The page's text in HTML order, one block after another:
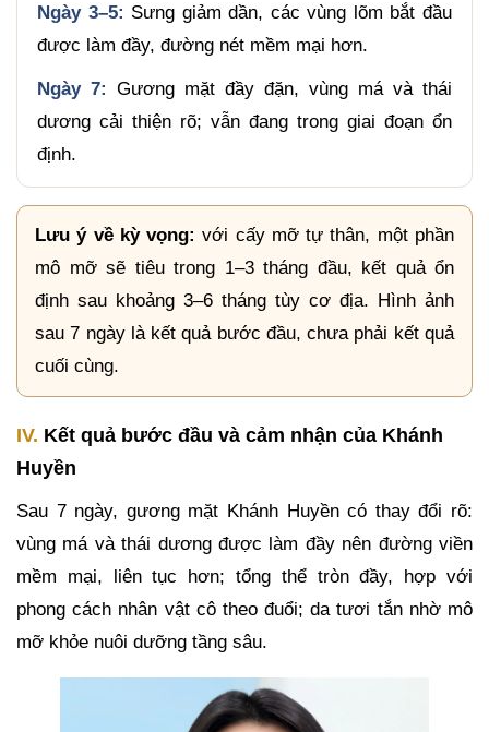
Ngày 3–5: Sưng giảm dần, các vùng lõm bắt đầu
được làm đầy, đường nét mềm mại hơn.
Ngày 7: Gương mặt đầy đặn, vùng má và thái
dương cải thiện rõ; vẫn đang trong giai đoạn ổn
định.
Lưu ý về kỳ vọng: với cấy mỡ tự thân, một phần
mô mỡ sẽ tiêu trong 1–3 tháng đầu, kết quả ổn
định sau khoảng 3–6 tháng tùy cơ địa. Hình ảnh
sau 7 ngày là kết quả bước đầu, chưa phải kết quả
cuối cùng.
IV. Kết quả bước đầu và cảm nhận của Khánh
Huyền
Sau 7 ngày, gương mặt Khánh Huyền có thay đổi rõ:
vùng má và thái dương được làm đầy nên đường viền
mềm mại, liên tục hơn; tổng thể tròn đầy, hợp với
phong cách nhân vật cô theo đuổi; da tươi tắn nhờ mô
mỡ khỏe nuôi dưỡng tầng sâu.